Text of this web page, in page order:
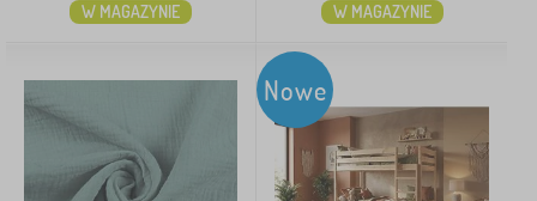
W MAGAZYNIE W MAGAZYNIE
Nowe